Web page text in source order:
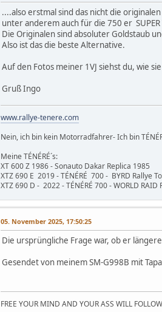
....also erstmal sind das nicht die
unter anderem auch für die 750 er SUPER
Die Originalen sind absoluter Goldstaub
Also ist das die beste Alternative.
Auf den Fotos meiner 1VJ siehst du, wie
Gruß Ingo
www.rallye-tenere.com
Nein, ich bin kein Motorradfahrer- Ich bin
Meine TÉNÉRÉ´s:
XT 600 Z 1986 - Sonauto Dakar Replica 1985
XTZ 690 E 2019 - TÉNÉRÉ 700 - BYRD Rallye
XTZ 690 D - 2022 - TÉNÉRÉ 700 - WORLD RAID
05. November 2025, 17:50:25
Die ursprüngliche Frage war, ob er
Gesendet von meinem SM-G998B mit
FREE YOUR MIND AND YOUR ASS WILL FOLLOW